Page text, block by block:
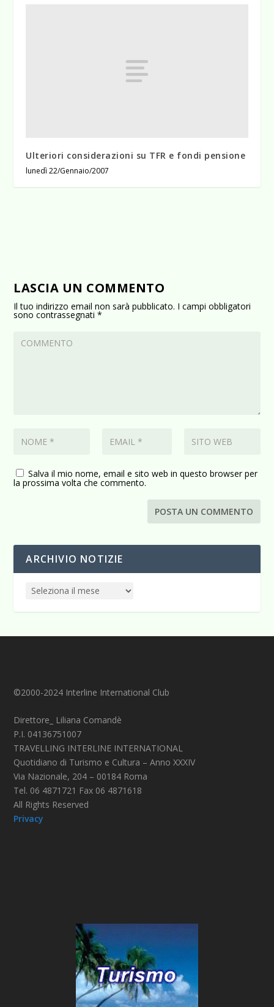
Ulteriori considerazioni su TFR e fondi pensione
lunedì 22/Gennaio/2007
LASCIA UN COMMENTO
Il tuo indirizzo email non sarà pubblicato. I campi obbligatori
sono contrassegnati*
Salva il mio nome, email e sito web in questo browser per
la prossima volta che commento.
ARCHIVIO NOTIZIE
©2000-2024 Interline International Club
Direttore_ Liliana Comandè
P.I. 04136751007
TRAVELLING INTERLINE INTERNATIONAL
Quotidiano di Turismo e Cultura – Anno XXXIV
Via Nazionale, 204 – 00184 Roma
Tel. 06 4871721 Fax 06 4871618
All Rights Reserved
Privacy